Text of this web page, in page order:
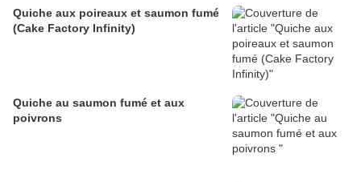
Quiche aux poireaux et saumon fumé
(Cake Factory Infinity)
Quiche au saumon fumé et aux
poivrons